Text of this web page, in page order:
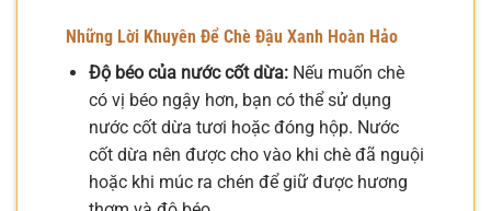
Những Lời Khuyên Để Chè Đậu Xanh Hoàn Hảo
Độ béo của nước cốt dừa:Nếu muốn chè
có vị béo ngậy hơn, bạn có thể sử dụng
nước cốt dừa tươi hoặc đóng hộp. Nước
cốt dừa nên được cho vào khi chè đã nguội
hoặc khi múc ra chén để giữ được hương